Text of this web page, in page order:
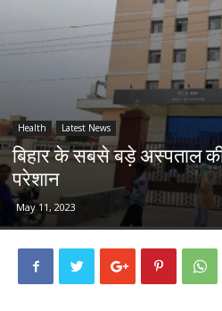
Health Latest News
बिहार के सबसे बड़े अस्पताल
परेशान
May 11, 2023